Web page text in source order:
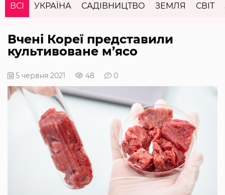
ВСІ УКРАЇНА САДІВНИЦТВО ЗЕМЛЯ СВІТ
Вчені Кореї представили
культивоване м’ясо
5 червня 2021 48 0